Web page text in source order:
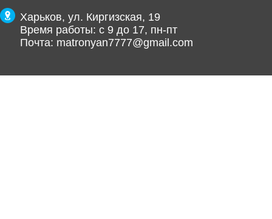
Харьков, ул. Киргизская, 19
Время работы: с 9 до 17, пн-пт
Почта: matronyan7777@gmail.com